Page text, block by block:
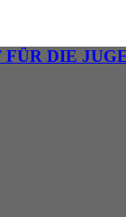
FÜR DIE